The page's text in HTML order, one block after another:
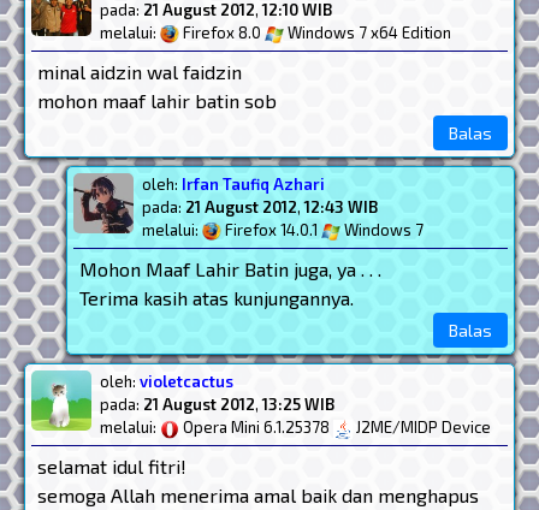
pada: 21 August 2012,12:10 WIB
melalui:
Firefox 8.0 Windows 7 x64 Edition
minal aidzin wal faidzin
mohon maaf lahir batin sob
Balas
oleh: Irfan Taufiq Azhari
pada: 21 August 2012,12:43 WIB
melalui:
Firefox 14.0.1 Windows 7
Mohon Maaf Lahir Batin juga, ya . . .
Terima kasih atas kunjungannya.
Balas
oleh: violetcactus
pada: 21 August 2012,13:25 WIB
melalui:
Opera Mini 6.1.25378 J2ME/MIDP Device
selamat idul fitri!
semoga Allah menerima amal baik dan menghapus